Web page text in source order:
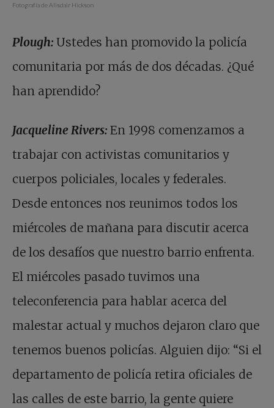
Fotografía de Alisdair Hickson
Plough: Ustedes han promovido la policía
comunitaria por más de dos décadas. ¿Qué
han aprendido?
Jacqueline Rivers: En 1998 comenzamos a
trabajar con activistas comunitarios y
cuerpos policiales, locales y federales.
Desde entonces nos reunimos todos los
miércoles de mañana para discutir acerca
de los desafíos que nuestro barrio enfrenta.
El miércoles pasado tuvimos una
teleconferencia para hablar acerca del
malestar actual y muchos dejaron claro que
tenemos buenos policías. Alguien dijo: “Si el
departamento de policía retira oficiales de
las calles de este barrio, la gente quiere